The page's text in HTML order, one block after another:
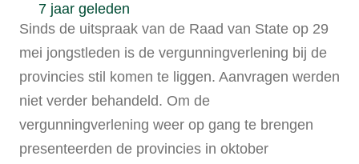
7 jaar geleden
Sinds de uitspraak van de Raad van State op 29
mei jongstleden is de vergunningverlening bij de
provincies stil komen te liggen. Aanvragen werden
niet verder behandeld. Om de
vergunningverlening weer op gang te brengen
presenteerden de provincies in oktober